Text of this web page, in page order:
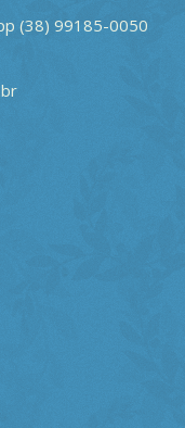
(38) 99185-0050